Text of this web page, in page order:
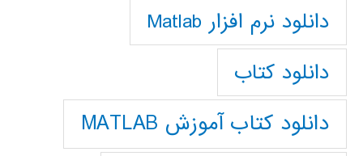
دانلود نرم افزار Matlab
دانلود کتاب
دانلود کتاب آموزش MATLAB